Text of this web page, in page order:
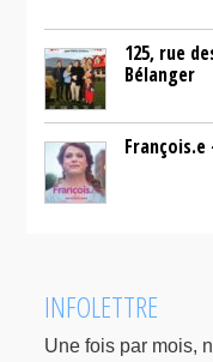
125, rue
Bélanger
François.e
INFOLETTRE
Une fois par mois,